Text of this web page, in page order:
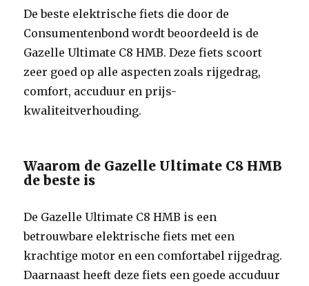
De beste elektrische fiets die door de
Consumentenbond wordt beoordeeld is de
Gazelle Ultimate C8 HMB. Deze fiets scoort
zeer goed op alle aspecten zoals rijgedrag,
comfort, accuduur en prijs-
kwaliteitverhouding.
Waarom de Gazelle Ultimate C8 HMB
de beste is
De Gazelle Ultimate C8 HMB is een
betrouwbare elektrische fiets met een
krachtige motor en een comfortabel rijgedrag.
Daarnaast heeft deze fiets een goede accuduur